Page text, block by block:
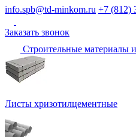
info.spb@td-minkom.ru +7 (812)
Заказать звонок
Строительные материалы
Листы хризотилцементные